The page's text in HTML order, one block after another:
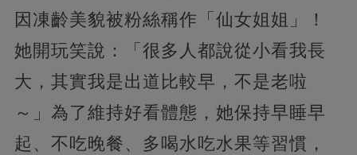
因凍齡美貌被粉絲稱作「仙女姐姐」！
她開玩笑說：「很多人都說從小看我長
大，其實我是出道比較早，不是老啦
～」為了維持好看體態，她保持早睡早
起、不吃晚餐、多喝水吃水果等習慣，